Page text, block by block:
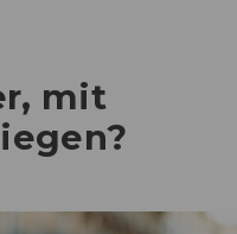
mit